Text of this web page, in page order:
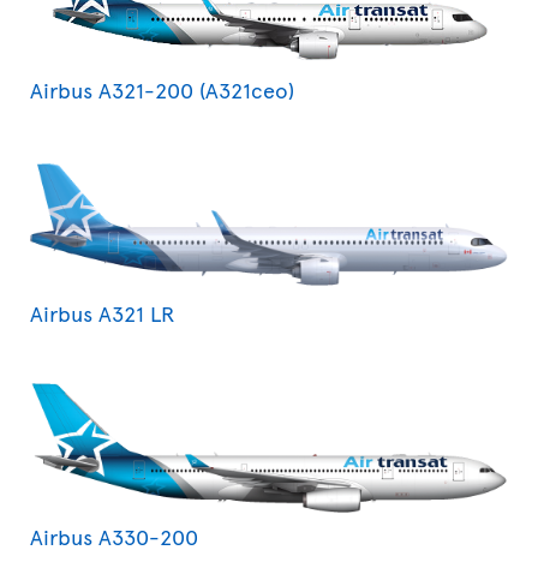
Airbus A321-200 (A321ceo)
Airbus A321 LR
Airbus A330-200